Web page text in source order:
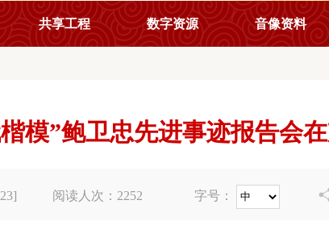
共享工程 数字资源 音像资料
模”鲍卫忠先进事迹报告会
阅读人次： 2252 字号：